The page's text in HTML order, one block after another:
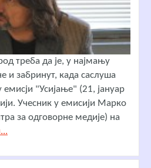
треба да је, у најмању
и забринут, када саслуша
"Усијање" (21, јануар
Учесник у емисији Марко
за одговорне медије) на